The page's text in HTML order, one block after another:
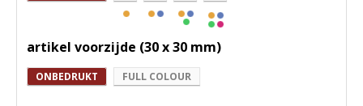
artikel voorzijde (30 x 30 mm)
ONBEDRUKT FULL COLOUR